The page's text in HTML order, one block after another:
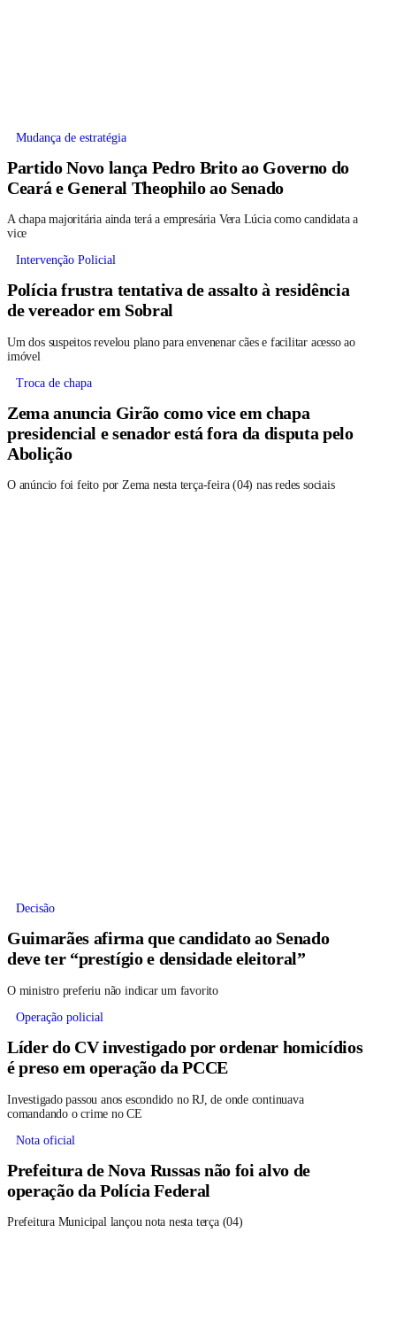
Mudança de estratégia
Partido Novo lança Pedro Brito ao Governo do
Ceará e General Theophilo ao Senado
A chapa majoritária ainda terá a empresária Vera Lúcia como candidata a
vice
Intervenção Policial
Polícia frustra tentativa de assalto à residência
de vereador em Sobral
Um dos suspeitos revelou plano para envenenar cães e facilitar acesso ao
imóvel
Troca de chapa
Zema anuncia Girão como vice em chapa
presidencial e senador está fora da disputa pelo
Abolição
O anúncio foi feito por Zema nesta terça-feira (04) nas redes sociais
Decisão
Guimarães afirma que candidato ao Senado
deve ter “prestígio e densidade eleitoral”
O ministro preferiu não indicar um favorito
Operação policial
Líder do CV investigado por ordenar homicídios
é preso em operação da PCCE
Investigado passou anos escondido no RJ, de onde continuava
comandando o crime no CE
Nota oficial
Prefeitura de Nova Russas não foi alvo de
operação da Polícia Federal
Prefeitura Municipal lançou nota nesta terça (04)